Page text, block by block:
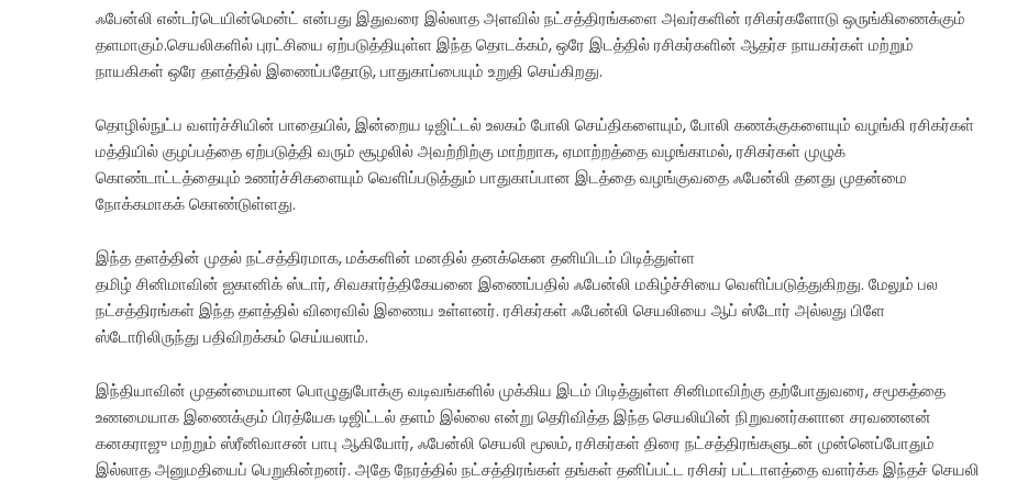
ஃபேன்லி என்டர்டெயின்மென்ட் என்பது இதுவரை இல்லாத அளவில் நட்சத்திரங்களை அவர்களின் ரசிகர்களோடு ஒருங்கிணைக்கும்
தளமாகும்.செயலிகளில் புரட்சியை ஏற்படுத்தியுள்ள இந்த தொடக்கம், ஒரே இடத்தில் ரசிகர்களின் ஆதர்ச நாயகர்கள் மற்றும்
நாயகிகள் ஒரே தளத்தில் இணைப்பதோடு, பாதுகாப்பையும் உறுதி செய்கிறது.
தொழில்நுட்ப வளர்ச்சியின் பாதையில், இன்றைய டிஜிட்டல் உலகம் போலி செய்திகளையும், போலி கணக்குகளையும் வழங்கி ரசிகர்கள்
மத்தியில் குழப்பத்தை ஏற்படுத்தி வரும் சூழலில் அவற்றிற்கு மாற்றாக, ஏமாற்றத்தை வழங்காமல், ரசிகர்கள் முழுக்
கொண்டாட்டத்தையும் உணர்ச்சிகளையும் வெளிப்படுத்தும் பாதுகாப்பான இடத்தை வழங்குவதை ஃபேன்லி தனது முதன்மை
நோக்கமாகக் கொண்டுள்ளது.
இந்த தளத்தின் முதல் நட்சத்திரமாக, மக்களின் மனதில் தனக்கென தனியிடம் பிடித்துள்ள
தமிழ் சினிமாவின் ஐகானிக் ஸ்டார், சிவகார்த்திகேயனை இணைப்பதில் ஃபேன்லி மகிழ்ச்சியை வெளிப்படுத்துகிறது. மேலும் பல
நட்சத்திரங்கள் இந்த தளத்தில் விரைவில் இணைய உள்ளனர். ரசிகர்கள் ஃபேன்லி செயலியை ஆப் ஸ்டோர் அல்லது பிளே
ஸ்டோரிலிருந்து பதிவிறக்கம் செய்யலாம்.
இந்தியாவின் முதன்மையான பொழுதுபோக்கு வடிவங்களில் முக்கிய இடம் பிடித்துள்ள சினிமாவிற்கு தற்போதுவரை, சமூகத்தை
உணமையாக இணைக்கும் பிரத்யேக டிஜிட்டல் தளம் இல்லை என்று தெரிவித்த இந்த செயலியின் நிறுவனர்களான சரவணனன்
கனகராஜு மற்றும் ஸ்ரீனிவாசன் பாபு ஆகியோர், ஃபேன்லி செயலி மூலம், ரசிகர்கள் திரை நட்சத்திரங்களுடன் முன்னெப்போதும்
இல்லாத அனுமதியைப் பெறுகின்றனர். அதே நேரத்தில் நட்சத்திரங்கள் தங்கள் தனிப்பட்ட ரசிகர் பட்டாளத்தை வளர்க்க இந்தச் செயலி